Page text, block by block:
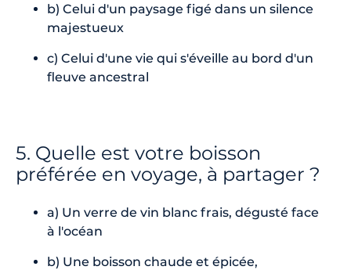
b) Celui d'un paysage figé dans un silence
majestueux
c) Celui d'une vie qui s'éveille au bord d'un
fleuve ancestral
5. Quelle est votre boisson
préférée en voyage, à partager ?
a) Un verre de vin blanc frais, dégusté face
à l'océan
b) Une boisson chaude et épicée,